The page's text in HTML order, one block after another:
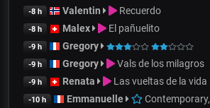
-8 h Valentin Recuerdo
-8 h Malex El pañuelito
-9 h Gregory
-9 h Gregory Vals de los milagros
-9 h Renata Las vueltas de la vida
-10 h Emmanuelle Contemporary,